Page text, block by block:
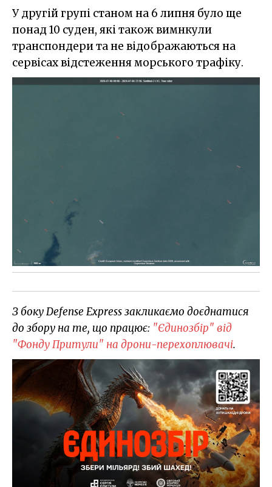
У другій групі станом на 6 липня було ще
понад 10 суден, які також вимнкули
транспондери та не відображаються на
сервісах відстеження морського трафіку.
З боку Defense Express закликаємо доєднатися
до збору на те, що працює: "Єдинозбір" від
"Фонду Притули" на дрони-перехоплювачі.